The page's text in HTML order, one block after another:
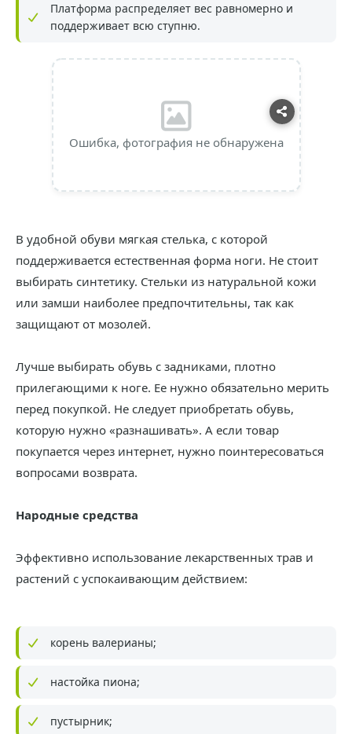
Платформа распределяет вес равномерно и
поддерживает всю ступню.
Ошибка, фотография не обнаружена
В удобной обуви мягкая стелька, с которой
поддерживается естественная форма ноги. Не стоит
выбирать синтетику. Стельки из натуральной кожи
или замши наиболее предпочтительны, так как
защищают от мозолей.
Лучше выбирать обувь с задниками, плотно
прилегающими к ноге. Ее нужно обязательно мерить
перед покупкой. Не следует приобретать обувь,
которую нужно «разнашивать». А если товар
покупается через интернет, нужно поинтересоваться
вопросами возврата.
Народные средства
Эффективно использование лекарственных трав и
растений с успокаивающим действием:
корень валерианы;
настойка пиона;
пустырник;